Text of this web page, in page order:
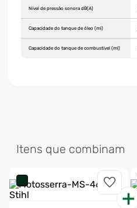
Nível de pressão sonora dB(A)
Capacidade do tanque de óleo (ml)
Capacidade do tanque de combustível (ml)
Itens que combinam